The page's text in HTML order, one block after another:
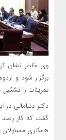
وی خاطر نشان
برگزار شود و
تمرینات را
دکتر دنیامالی
گفت که کار رصد
همکاری مسئولان